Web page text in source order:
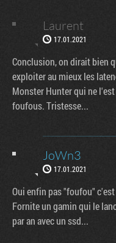
Laurent
17.01.2021
Conclusion, on dirait bien
exploiter au mieux les
Monster Hunter qui ne
foufous. Tristesse...
JoWn3
17.01.2021
Oui enfin pas "foufou"
Fornite un gamin qui le
par an avec un ssd...